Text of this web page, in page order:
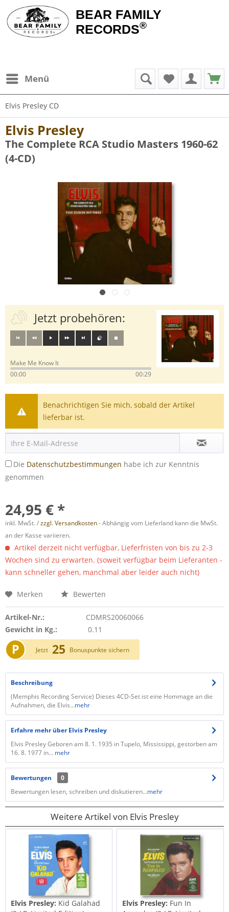
BEAR FAMILY
RECORDS®
Menü
Elvis Presley CD
Elvis Presley
The Complete RCA Studio Masters 1960-62
(4-CD)
Jetzt probehören:
Make Me Know It
00:00
00:29
Benachrichtigen Sie mich, sobald der Artikel
lieferbar ist.
Die Datenschutzbestimmungen habe ich zur Kenntnis
genommen
24,95 € *
inkl. MwSt. /zzgl. Versandkosten- Abhängig vom Lieferland kann die MwSt.
an der Kasse variieren.
Artikel derzeit nicht verfügbar, Lieferfristen von bis zu 2-3
Wochen sind zu erwarten. (soweit verfügbar beim Lieferanten -
kann schneller gehen, manchmal aber leider auch nicht)
Merken Bewerten
Artikel-Nr.:
CDMRS20060066
Gewicht in Kg.:
0.11
P Jetzt 25 Bonuspunkte sichern
Beschreibung
(Memphis Recording Service) Dieses 4CD-Set ist eine Hommage an die
Aufnahmen, die Elvis...mehr
Erfahre mehr über Elvis Presley
Elvis Presley Geboren am 8. 1. 1935 in Tupelo, Mississippi, gestorben am
16. 8. 1977 in... mehr
Bewertungen
0
Bewertungen lesen, schreiben und diskutieren...mehr
Weitere Artikel von Elvis Presley
Elvis Presley: Kid Galahad
Elvis Presley: Fun In